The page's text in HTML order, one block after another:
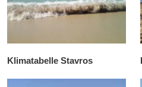
Klimatabelle Stavros